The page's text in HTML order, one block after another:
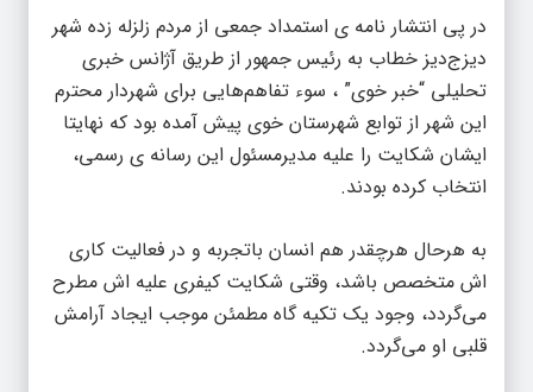
در پی انتشار نامه ی استمداد جمعی از مردم زلزله زده شهر
دیزج‌دیز خطاب به رئیس جمهور از طریق آژانس خبری
تحلیلی “خبر خوی” ، سوء تفاهم‌هایی برای شهردار محترم
این شهر از توابع شهرستان خوی پیش آمده بود که نهایتا
ایشان شکایت را علیه مدیرمسئول این رسانه ی رسمی،
انتخاب کرده بودند.
به هرحال هرچقدر هم انسان باتجربه و در فعالیت کاری
اش متخصص باشد، وقتی شکایت کیفری علیه اش مطرح
می‌گردد، وجود یک تکیه گاه مطمئن موجب ایجاد آرامش
قلبی او می‌گردد.